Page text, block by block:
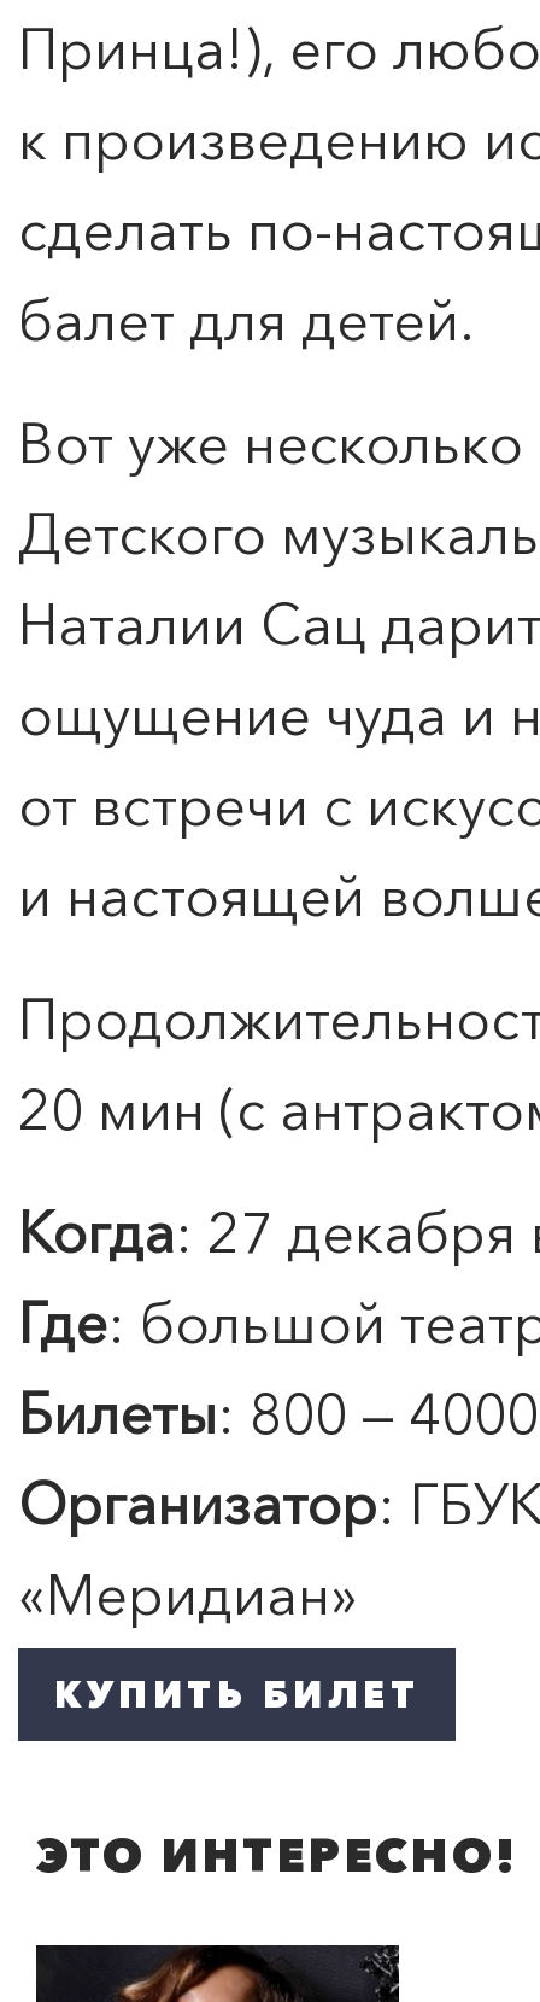
ПОИСК ПО МЕРОПРИЯТИЯМ
Принца!), его
к произведению
сделать по-
балет для детей.
Вот уже
Детского
Наталии Сац
ощущение чуда и
от встречи с
и настоящей
20 мин (с
Когда: 27 декабря
Где: большой
Билеты: 800 —
Организатор:
«Меридиан»
ЭТО ИНТЕРЕСНО!
Берлинской
Подробнее